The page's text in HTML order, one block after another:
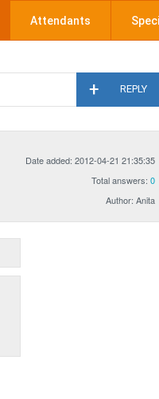
Attendants
REPLY
Date added: 2012-04-21 21:35:35
Total answers: 0
Author: Anita